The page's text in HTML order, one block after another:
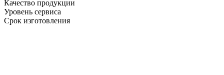
Качество продукции
Уровень сервиса
Срок изготовления